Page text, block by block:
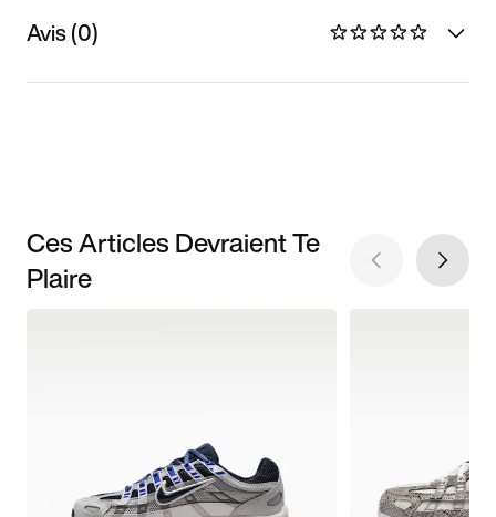
Avis (0)
Ces Articles Devraient Te
Plaire